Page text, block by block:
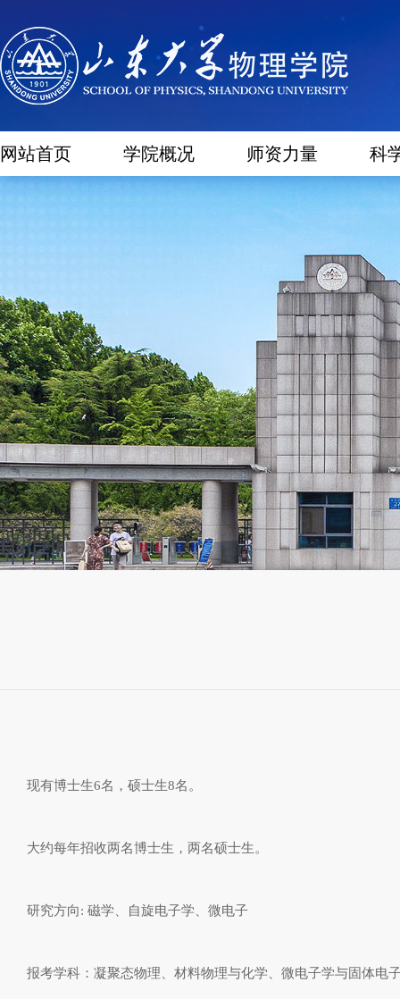
网站首页 学院概况 师资力量 科
现有博士生6名，硕士生8名。
大约每年招收两名博士生，两名硕士生。
研究方向: 磁学、自旋电子学、微电子
报考学科：凝聚态物理、材料物理与化学、微电子学与固体电